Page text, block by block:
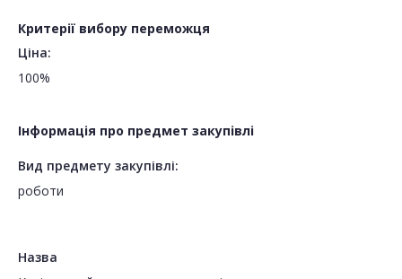
Критерії вибору переможця
Ціна:
100%
Інформація про предмет закупівлі
Вид предмету закупівлі:
роботи
Назва